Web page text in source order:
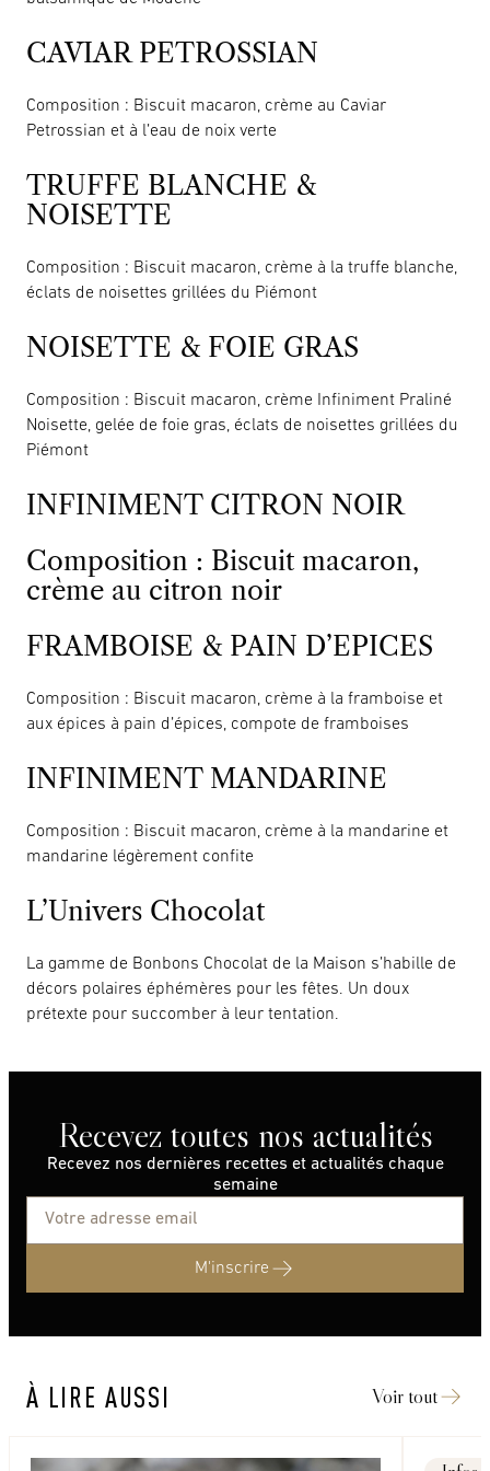
CAVIAR PETROSSIAN
Composition : Biscuit macaron, crème au Caviar
Petrossian et à l’eau de noix verte
TRUFFE BLANCHE &
NOISETTE
Composition : Biscuit macaron, crème à la truffe blanche,
éclats de noisettes grillées du Piémont
NOISETTE & FOIE GRAS
Composition : Biscuit macaron, crème Infiniment Praliné
Noisette, gelée de foie gras, éclats de noisettes grillées du
Piémont
INFINIMENT CITRON NOIR
Composition : Biscuit macaron,
crème au citron noir
FRAMBOISE & PAIN D’EPICES
Composition : Biscuit macaron, crème à la framboise et
aux épices à pain d’épices, compote de framboises
INFINIMENT MANDARINE
Composition : Biscuit macaron, crème à la mandarine et
mandarine légèrement confite
L’Univers Chocolat
La gamme de Bonbons Chocolat de la Maison s’habille de
décors polaires éphémères pour les fêtes. Un doux
prétexte pour succomber à leur tentation.
Recevez toutes nos actualités
Recevez nos dernières recettes et actualités chaque
semaine
M'inscrire
À LIRE AUSSI Voir tout